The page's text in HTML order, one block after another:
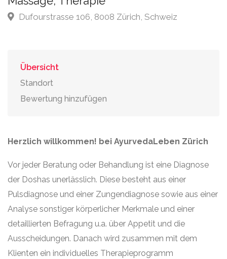
Dufourstrasse 106, 8008 Zürich, Schweiz
Übersicht
Standort
Bewertung hinzufügen
Herzlich willkommen! bei AyurvedaLeben Zürich
Vor jeder Beratung oder Behandlung ist eine Diagnose
der Doshas unerlässlich. Diese besteht aus einer
Pulsdiagnose und einer Zungendiagnose sowie aus einer
Analyse sonstiger körperlicher Merkmale und einer
detaillierten Befragung u.a. über Appetit und die
Ausscheidungen. Danach wird zusammen mit dem
Klienten ein individuelles Therapieprogramm